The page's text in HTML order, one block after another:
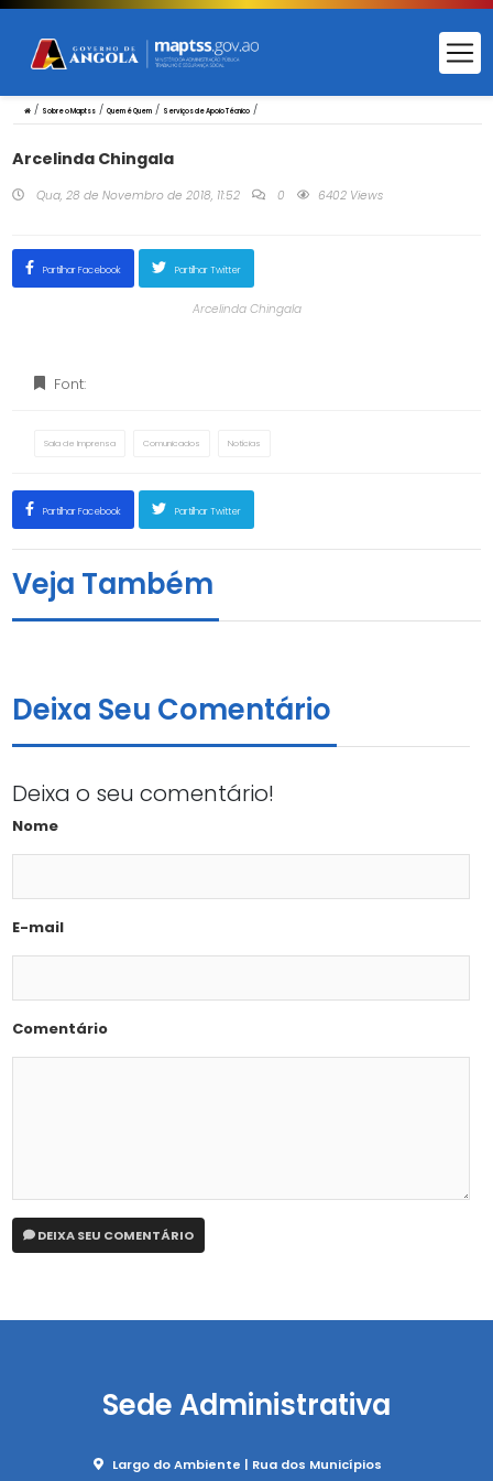
/ Sobre o Maptss/ Quem é Quem/ Serviços de Apoio Técnico/
Arcelinda Chingala
Qua, 28 de Novembro de 2018, 11:52 0 6402 Views
Partilhar Facebook Partilhar Twitter
Arcelinda Chingala
Font:
Sala de Imprensa Comunicados Notícias
Partilhar Facebook Partilhar Twitter
Veja Também
Edson Maurício Horta
27 de Dezembro, 2018
Deixa Seu Comentário
Deixa o seu comentário!
Nome
E-mail
Comentário
DEIXA SEU COMENTÁRIO
Sede Administrativa
Largo do Ambiente | Rua dos Municípios